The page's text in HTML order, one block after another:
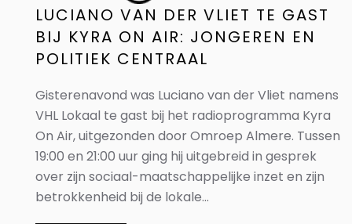
LUCIANO VAN DER VLIET TE GAST
BIJ KYRA ON AIR: JONGEREN EN
POLITIEK CENTRAAL
Gisterenavond was Luciano van der Vliet namens
VHL Lokaal te gast bij het radioprogramma Kyra
On Air, uitgezonden door Omroep Almere. Tussen
19:00 en 21:00 uur ging hij uitgebreid in gesprek
over zijn sociaal-maatschappelijke inzet en zijn
betrokkenheid bij de lokale...